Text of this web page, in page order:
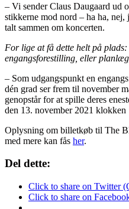
– Vi sender Claus Daugaard ud
stikkerne mod nord – ha ha,
talt sammen om koncerten.
For lige at få dette helt på
engangsforestilling, eller
– Som udgangspunkt en
dén grad ser frem til november
genopstår for at spille deres
den 13. november 2021
Oplysning om billetkøb til The
med mere kan fås her.
Del dette:
Click to share on Twitter
Click to share on